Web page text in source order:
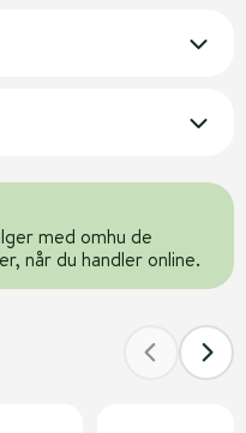
med omhu de
når du handler online.